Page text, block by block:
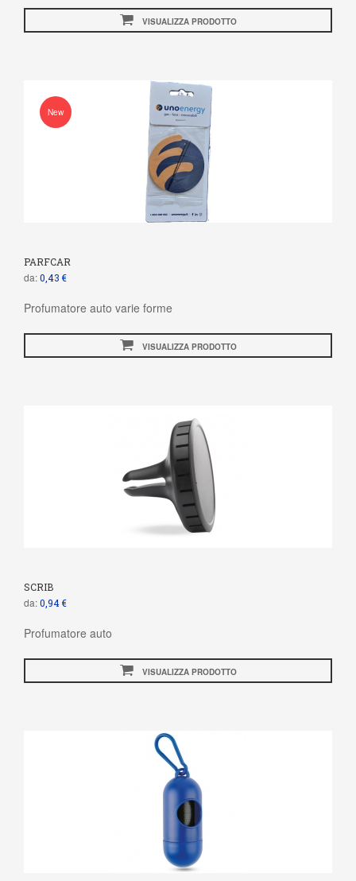
VISUALIZZA PRODOTTO
New
PARFCAR
da:0,43 €
Profumatore auto varie forme
VISUALIZZA PRODOTTO
SCRIB
da:0,94 €
Profumatore auto
VISUALIZZA PRODOTTO